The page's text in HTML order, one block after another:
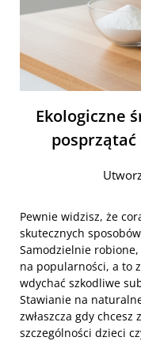
Ekologiczne
posprzątać
Pewnie widzisz, że
skutecznych
Samodzielnie
na popularności, a to
wdychać szkodliwe
Stawianie na
zwłaszcza gdy
szczególności dzieci